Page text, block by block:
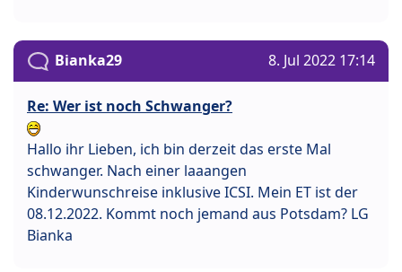
Bianka29 8. Jul 2022 17:14
Re: Wer ist noch Schwanger?
Hallo ihr Lieben, ich bin derzeit das erste Mal
schwanger. Nach einer laaangen
Kinderwunschreise inklusive ICSI. Mein ET ist der
08.12.2022. Kommt noch jemand aus Potsdam? LG
Bianka